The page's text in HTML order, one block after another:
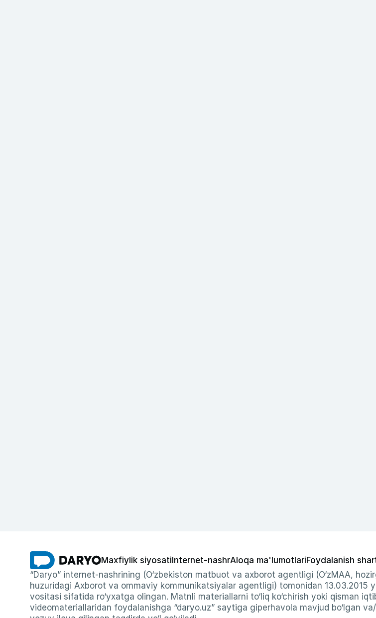
Maxfiylik siyosati Internet-nashrAloqa ma'lumotlariFoydalanish
“Daryo” internet-nashrining (O‘zbekiston matbuot va axborot agentligi (O‘zMAA,
huzuridagi Axborot va ommaviy kommunikatsiyalar agentligi) tomonidan
vositasi sifatida ro‘yxatga olingan. Matnli materiallarni to‘liq ko‘chirish yoki qisman
videomateriallaridan foydalanishga “daryo.uz” saytiga giperhavola mavjud bo‘lgan